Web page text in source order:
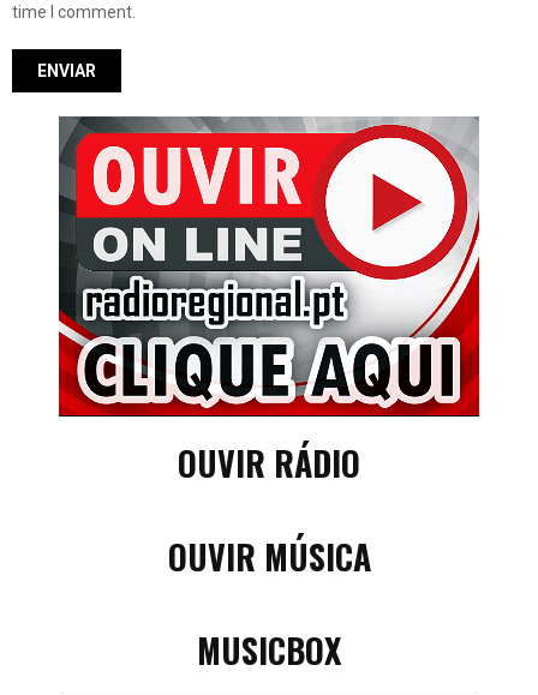
time I comment.
OUVIR RÁDIO
OUVIR MÚSICA
MUSICBOX